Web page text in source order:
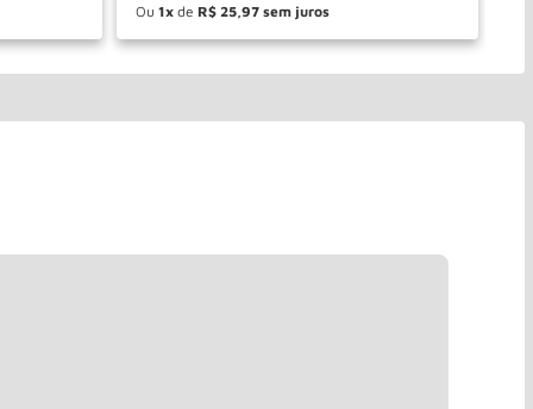
Ou 1 de R$ 25 97
＋
－ COMPRAR